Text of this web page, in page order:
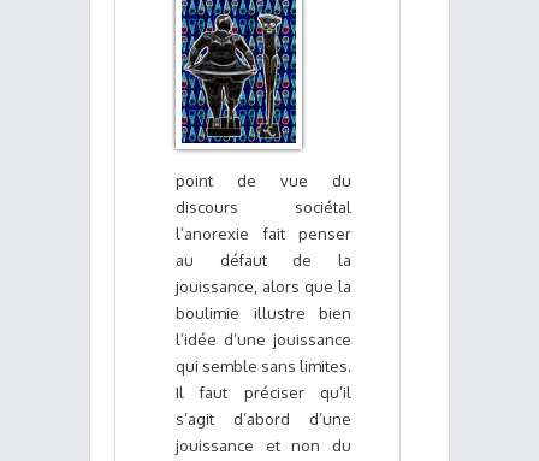
point de vue du
discours sociétal
l’anorexie fait penser
au défaut de la
jouissance, alors que la
boulimie illustre bien
l’idée d’une jouissance
qui semble sans limites.
Il faut préciser qu’il
s’agit d’abord d’une
jouissance et non du